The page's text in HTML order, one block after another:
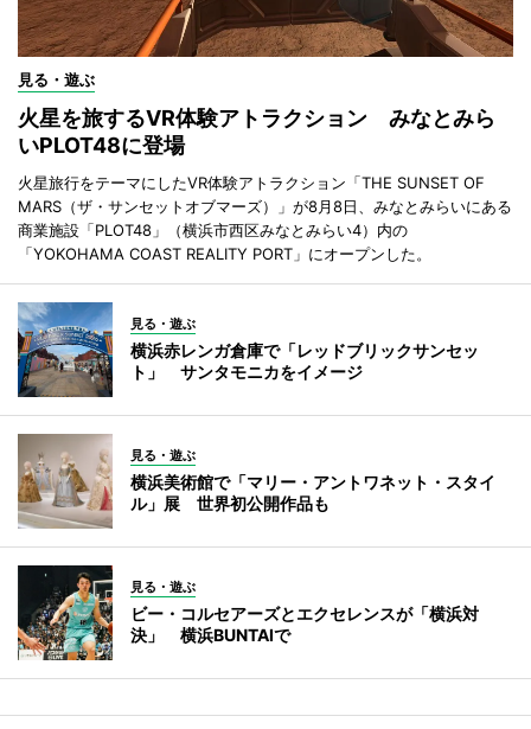
見る・遊ぶ
火星を旅するVR体験アトラクション みなとみら
いPLOT48に登場
火星旅行をテーマにしたVR体験アトラクション「THE SUNSET OF
MARS（ザ・サンセットオブマーズ）」が8月8日、みなとみらいにある
商業施設「PLOT48」（横浜市西区みなとみらい4）内の
「YOKOHAMA COAST REALITY PORT」にオープンした。
見る・遊ぶ
横浜赤レンガ倉庫で「レッドブリックサンセッ
ト」 サンタモニカをイメージ
見る・遊ぶ
横浜美術館で「マリー・アントワネット・スタイ
ル」展 世界初公開作品も
見る・遊ぶ
ビー・コルセアーズとエクセレンスが「横浜対
決」 横浜BUNTAIで